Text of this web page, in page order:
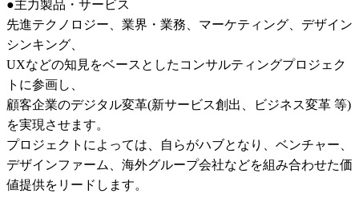
●主力製品・サービス
先進テクノロジー、業界・業務、マーケティング、デザイン
シンキング、
UXなどの知見をベースとしたコンサルティングプロジェク
トに参画し、
顧客企業のデジタル変革(新サービス創出、ビジネス変革 等)
を実現させます。
プロジェクトによっては、自らがハブとなり、ベンチャー、
デザインファーム、海外グループ会社などを組み合わせた価
値提供をリードします。